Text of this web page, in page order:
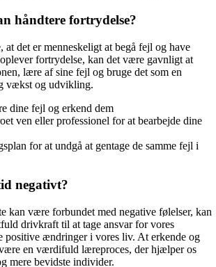
håndtere fortrydelse?
at det er menneskeligt at begå fejl og have
fortrydelse, kan det være gavnligt at
lære af sine fejl og bruge det som en
vækst og udvikling.
dine fejl og erkend dem
ven eller professionel for at bearbejde dine
for at undgå at gentage de samme fejl i
negativt?
kan være forbundet med negative følelser, kan
drivkraft til at tage ansvar for vores
positive ændringer i vores liv. At erkende og
en værdifuld læreproces, der hjælper os
mere bevidste individer.